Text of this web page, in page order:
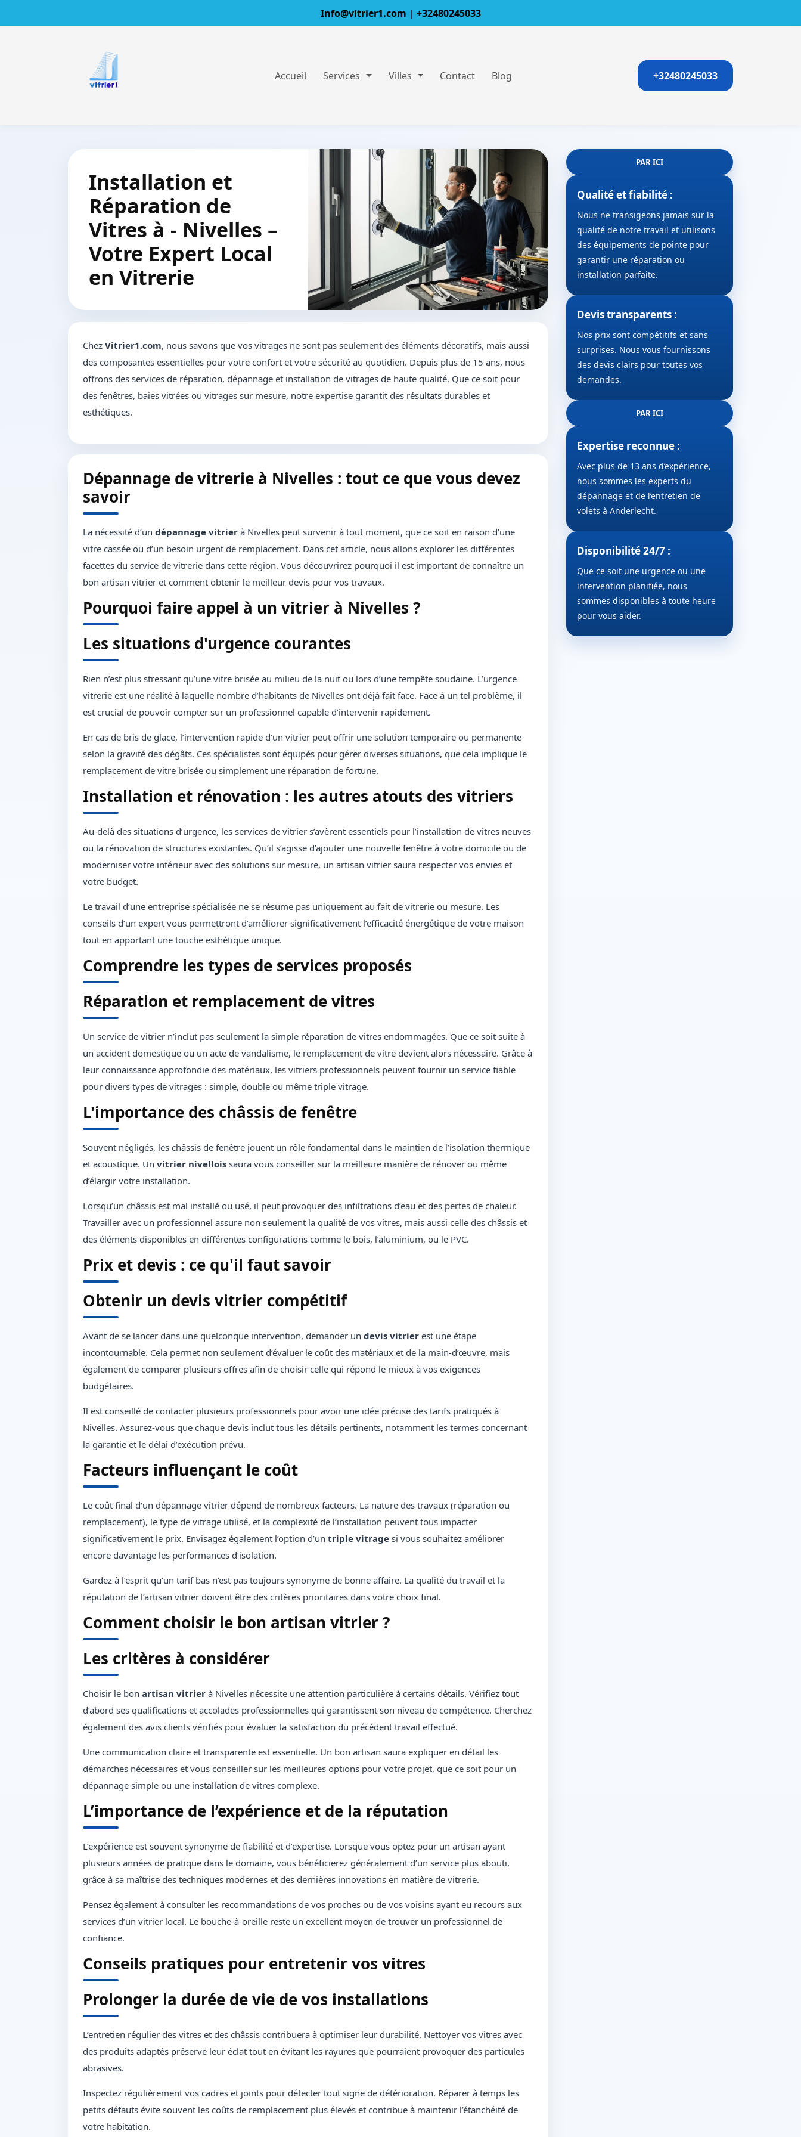
Info@vitrier1.com | +32480245033
Accueil Services Villes Contact Blog +32480245033
Installation et
Réparation de
Vitres à - Nivelles –
Votre Expert Local
en Vitrerie
Chez Vitrier1.com, nous savons que vos vitrages ne sont pas seulement des éléments décoratifs, mais aussi
des composantes essentielles pour votre confort et votre sécurité au quotidien. Depuis plus de 15 ans, nous
offrons des services de réparation, dépannage et installation de vitrages de haute qualité. Que ce soit pour
des fenêtres, baies vitrées ou vitrages sur mesure, notre expertise garantit des résultats durables et
esthétiques.
Dépannage de vitrerie à Nivelles : tout ce que vous devez
savoir
La nécessité d’un dépannage vitrier à Nivelles peut survenir à tout moment, que ce soit en raison d’une
vitre cassée ou d’un besoin urgent de remplacement. Dans cet article, nous allons explorer les différentes
facettes du service de vitrerie dans cette région. Vous découvrirez pourquoi il est important de connaître un
bon artisan vitrier et comment obtenir le meilleur devis pour vos travaux.
Pourquoi faire appel à un vitrier à Nivelles ?
Les situations d'urgence courantes
Rien n’est plus stressant qu’une vitre brisée au milieu de la nuit ou lors d’une tempête soudaine. L’urgence
vitrerie est une réalité à laquelle nombre d’habitants de Nivelles ont déjà fait face. Face à un tel problème, il
est crucial de pouvoir compter sur un professionnel capable d’intervenir rapidement.
En cas de bris de glace, l’intervention rapide d’un vitrier peut offrir une solution temporaire ou permanente
selon la gravité des dégâts. Ces spécialistes sont équipés pour gérer diverses situations, que cela implique le
remplacement de vitre brisée ou simplement une réparation de fortune.
Installation et rénovation : les autres atouts des vitriers
Au-delà des situations d’urgence, les services de vitrier s’avèrent essentiels pour l’installation de vitres neuves
ou la rénovation de structures existantes. Qu’il s’agisse d’ajouter une nouvelle fenêtre à votre domicile ou de
moderniser votre intérieur avec des solutions sur mesure, un artisan vitrier saura respecter vos envies et
votre budget.
Le travail d’une entreprise spécialisée ne se résume pas uniquement au fait de vitrerie ou mesure. Les
conseils d’un expert vous permettront d’améliorer significativement l’efficacité énergétique de votre maison
tout en apportant une touche esthétique unique.
Comprendre les types de services proposés
Réparation et remplacement de vitres
Un service de vitrier n’inclut pas seulement la simple réparation de vitres endommagées. Que ce soit suite à
un accident domestique ou un acte de vandalisme, le remplacement de vitre devient alors nécessaire. Grâce à
leur connaissance approfondie des matériaux, les vitriers professionnels peuvent fournir un service fiable
pour divers types de vitrages : simple, double ou même triple vitrage.
L'importance des châssis de fenêtre
Souvent négligés, les châssis de fenêtre jouent un rôle fondamental dans le maintien de l’isolation thermique
et acoustique. Un vitrier nivellois saura vous conseiller sur la meilleure manière de rénover ou même
d’élargir votre installation.
Lorsqu’un châssis est mal installé ou usé, il peut provoquer des infiltrations d’eau et des pertes de chaleur.
Travailler avec un professionnel assure non seulement la qualité de vos vitres, mais aussi celle des châssis et
des éléments disponibles en différentes configurations comme le bois, l’aluminium, ou le PVC.
Prix et devis : ce qu'il faut savoir
Obtenir un devis vitrier compétitif
Avant de se lancer dans une quelconque intervention, demander un devis vitrier est une étape
incontournable. Cela permet non seulement d’évaluer le coût des matériaux et de la main-d’œuvre, mais
également de comparer plusieurs offres afin de choisir celle qui répond le mieux à vos exigences
budgétaires.
Il est conseillé de contacter plusieurs professionnels pour avoir une idée précise des tarifs pratiqués à
Nivelles. Assurez-vous que chaque devis inclut tous les détails pertinents, notamment les termes concernant
la garantie et le délai d’exécution prévu.
Facteurs influençant le coût
Le coût final d’un dépannage vitrier dépend de nombreux facteurs. La nature des travaux (réparation ou
remplacement), le type de vitrage utilisé, et la complexité de l’installation peuvent tous impacter
significativement le prix. Envisagez également l’option d’un triple vitrage si vous souhaitez améliorer
encore davantage les performances d’isolation.
Gardez à l’esprit qu’un tarif bas n’est pas toujours synonyme de bonne affaire. La qualité du travail et la
réputation de l’artisan vitrier doivent être des critères prioritaires dans votre choix final.
Comment choisir le bon artisan vitrier ?
Les critères à considérer
Choisir le bon artisan vitrier à Nivelles nécessite une attention particulière à certains détails. Vérifiez tout
d’abord ses qualifications et accolades professionnelles qui garantissent son niveau de compétence. Cherchez
également des avis clients vérifiés pour évaluer la satisfaction du précédent travail effectué.
Une communication claire et transparente est essentielle. Un bon artisan saura expliquer en détail les
démarches nécessaires et vous conseiller sur les meilleures options pour votre projet, que ce soit pour un
dépannage simple ou une installation de vitres complexe.
L’importance de l’expérience et de la réputation
L’expérience est souvent synonyme de fiabilité et d’expertise. Lorsque vous optez pour un artisan ayant
plusieurs années de pratique dans le domaine, vous bénéficierez généralement d’un service plus abouti,
grâce à sa maîtrise des techniques modernes et des dernières innovations en matière de vitrerie.
Pensez également à consulter les recommandations de vos proches ou de vos voisins ayant eu recours aux
services d’un vitrier local. Le bouche-à-oreille reste un excellent moyen de trouver un professionnel de
confiance.
Conseils pratiques pour entretenir vos vitres
Prolonger la durée de vie de vos installations
L’entretien régulier des vitres et des châssis contribuera à optimiser leur durabilité. Nettoyer vos vitres avec
des produits adaptés préserve leur éclat tout en évitant les rayures que pourraient provoquer des particules
abrasives.
Inspectez régulièrement vos cadres et joints pour détecter tout signe de détérioration. Réparer à temps les
petits défauts évite souvent les coûts de remplacement plus élevés et contribue à maintenir l’étanchéité de
votre habitation.
PAR ICI
Qualité et fiabilité :
Nous ne transigeons jamais sur la
qualité de notre travail et utilisons
des équipements de pointe pour
garantir une réparation ou
installation parfaite.
Devis transparents :
Nos prix sont compétitifs et sans
surprises. Nous vous fournissons
des devis clairs pour toutes vos
demandes.
PAR ICI
Expertise reconnue :
Avec plus de 13 ans d’expérience,
nous sommes les experts du
dépannage et de l’entretien de
volets à Anderlecht.
Disponibilité 24/7 :
Que ce soit une urgence ou une
intervention planifiée, nous
sommes disponibles à toute heure
pour vous aider.